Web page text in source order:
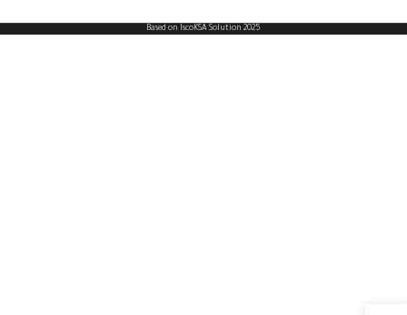
Based on IscoKSA Solution 2025